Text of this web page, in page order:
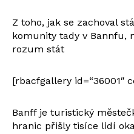
Z toho, jak se zachoval
komunity tady v Bannfu,
rozum stát
[rbacfgallery id=“36001″
Banff je turistický
hranic přišly tisíce lidí